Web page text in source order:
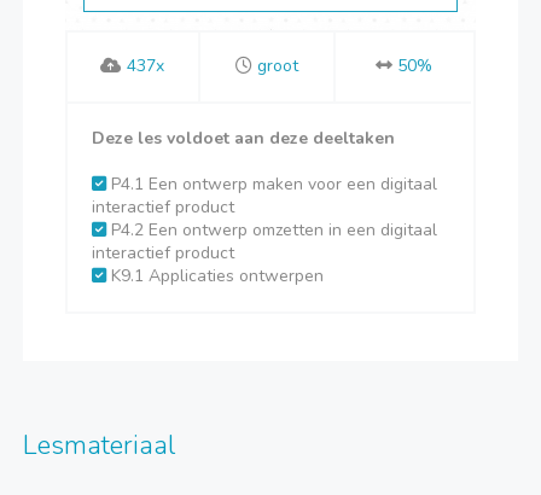
437x groot 50%
Deze les voldoet aan deze deeltaken
P4.1 Een ontwerp maken voor een digitaal
interactief product
P4.2 Een ontwerp omzetten in een digitaal
interactief product
K9.1 Applicaties ontwerpen
Lesmateriaal